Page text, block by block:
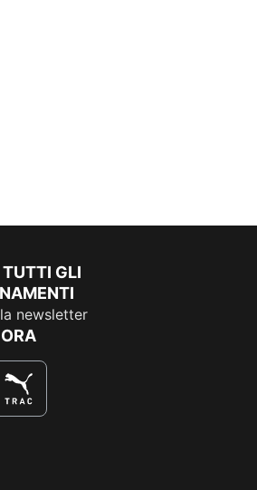
GLI
newsletter